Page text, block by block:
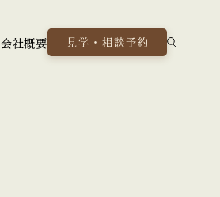
会社概要 見学・相談予約